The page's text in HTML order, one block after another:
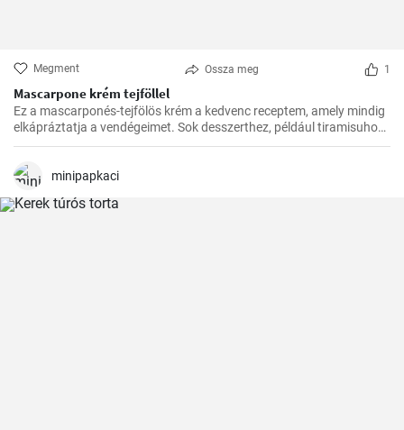
Megment Ossza meg 1
Mascarpone krém tejföllel
Ez a mascarponés-tejfölös krém a kedvenc receptem, amely mindig
elkápráztatja a vendégeimet. Sok desszerthez, például tiramisuhoz
tökéletes kísérő, de gyümölcstortákhoz is remekül illik.
minipapkaci